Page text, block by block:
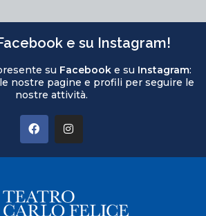
e su Instagram!
su Facebook e su Instagram:
nostre pagine e profili per seguire le
nostre attività.